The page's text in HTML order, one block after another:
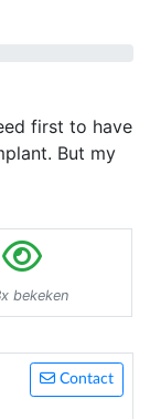
first to have
But my
x bekeken
Contact